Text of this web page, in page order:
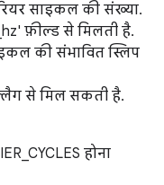
साइकल की संख्या.
फ़ील्ड से मिलती है.
की संभावित स्लिप
से मिल सकती है.
होना